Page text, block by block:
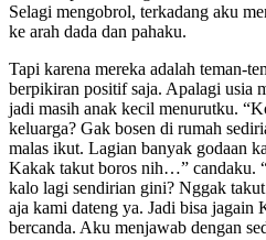
Selagi mengobrol, terkadang aku
ke arah dada dan pahaku.
Tapi karena mereka adalah teman-
berpikiran positif saja. Apalagi usia
jadi masih anak kecil menurutku.
keluarga? Gak bosen di rumah
malas ikut. Lagian banyak godaan
Kakak takut boros nih…” candaku.
kalo lagi sendirian gini? Nggak
aja kami dateng ya. Jadi bisa
bercanda. Aku menjawab dengan